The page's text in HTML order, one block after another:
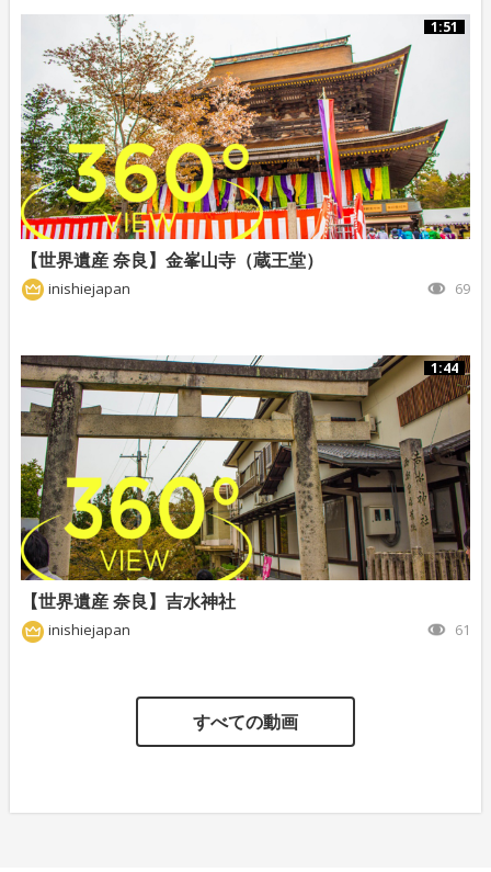
1:51
【世界遺産 奈良】金峯山寺（蔵王堂）
inishiejapan 69
1:44
【世界遺産 奈良】吉水神社
inishiejapan 61
すべての動画